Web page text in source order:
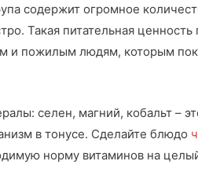
содержит огромное
Такая питательная ценность
и пожилым людям, которым
селен, магний, кобальт –
в тонусе. Сделайте блюдо
норму витаминов на